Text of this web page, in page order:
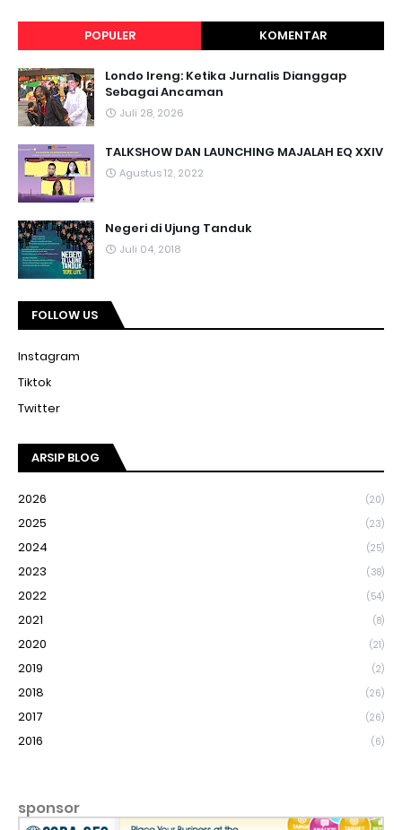
POPULER KOMENTAR
Londo Ireng: Ketika Jurnalis Dianggap
Sebagai Ancaman
Juli 28, 2026
TALKSHOW DAN LAUNCHING MAJALAH EQ XXIV
Agustus 12, 2022
Negeri di Ujung Tanduk
Juli 04, 2018
FOLLOW US
Instagram
Tiktok
Twitter
ARSIP BLOG
2026 (20)
2025 (23)
2024 (25)
2023 (38)
2022 (54)
2021 (8)
2020 (21)
2019 (2)
2018 (26)
2017 (26)
2016 (6)
sponsor